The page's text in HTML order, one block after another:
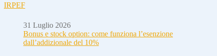
IRPEF
31 Luglio 2026
Bonus e stock option: come funziona l’esenzione
dall’addizionale del 10%